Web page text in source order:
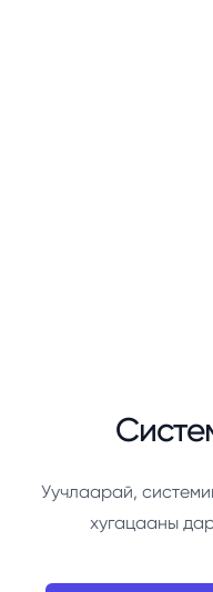
Уучлаарай,
хугацааны